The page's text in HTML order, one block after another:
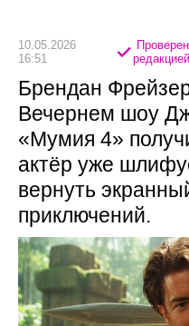
10.05.2026
16:51
редакцией
Брендан
Вечернем шоу
«Мумия 4»
актёр уже
вернуть
приключений.